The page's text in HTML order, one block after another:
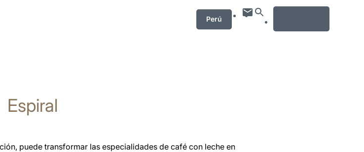
Perú
Espiral
puede transformar las especialidades de café con leche en